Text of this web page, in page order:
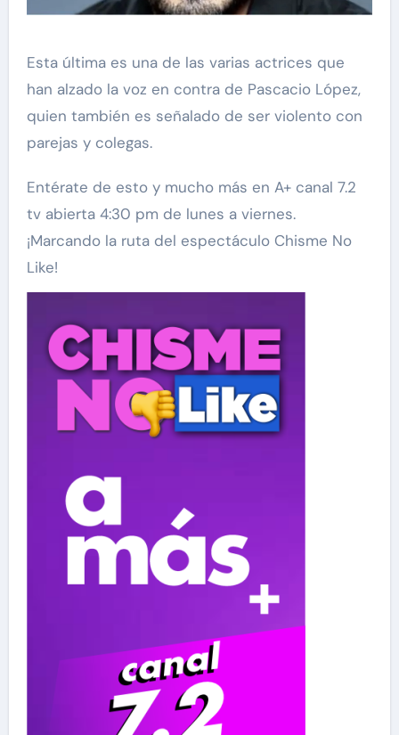
Esta última es una de las varias actrices que
han alzado la voz en contra de Pascacio López,
quien también es señalado de ser violento con
parejas y colegas.
Entérate de esto y mucho más en A+ canal 7.2
tv abierta 4:30 pm de lunes a viernes.
¡Marcando la ruta del espectáculo Chisme No
Like!